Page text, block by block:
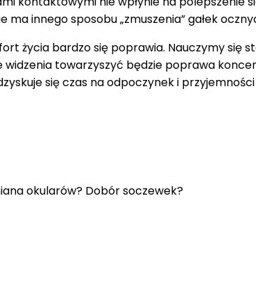
innego sposobu „zmuszenia” gałek
życia bardzo się poprawia. Nauczymy
towarzyszyć będzie poprawa
się czas na odpoczynek i
okularów? Dobór soczewek?